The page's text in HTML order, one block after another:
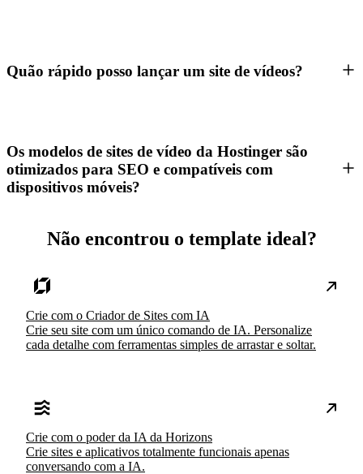
Quão rápido posso lançar um site de vídeos?
Os modelos de sites de vídeo da Hostinger são
otimizados para SEO e compatíveis com
dispositivos móveis?
Não encontrou o template ideal?
Crie com o Criador de Sites com IA
Crie seu site com um único comando de IA. Personalize
cada detalhe com ferramentas simples de arrastar e soltar.
Crie com o poder da IA da Horizons
Crie sites e aplicativos totalmente funcionais apenas
conversando com a IA.